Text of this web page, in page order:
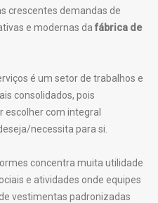
crescentes demandas de
e modernas da fábrica de
é um setor de trabalhos e
consolidados, pois
escolher com integral
necessita para si.
concentra muita utilidade
e atividades onde equipes
vestimentas padronizadas